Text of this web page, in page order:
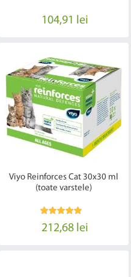
104,91 lei
Viyo Reinforces Cat 30x30 ml
(toate varstele)
212,68 lei